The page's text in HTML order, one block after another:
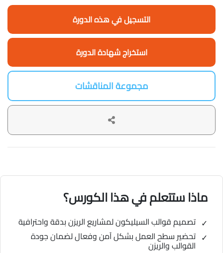
التسجيل في هذه الدورة
استخراج شهادة الدورة
مجموعة المناقشات
ماذا ستتعلم في هذا الكورس؟
تصميم قوالب السيليكون لمشاريع الريزن بدقة واحترافية
تحضير سطح العمل بشكل آمن وفعال لضمان جودة
القوالب والريزن